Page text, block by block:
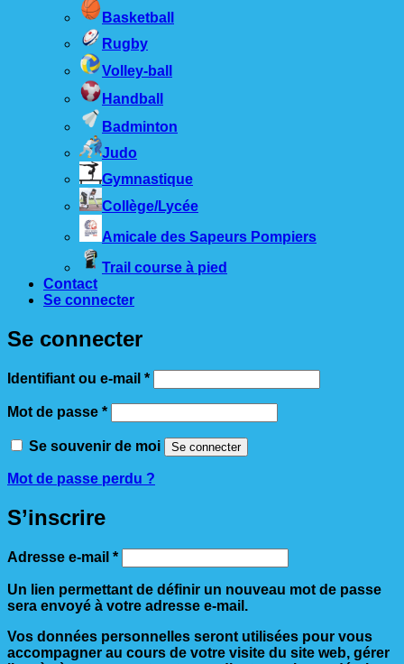
Basketball
Rugby
Volley-ball
Handball
Badminton
Judo
Gymnastique
Collège/Lycée
Amicale des Sapeurs Pompiers
Trail course à pied
Contact
Se connecter
Se connecter
Identifiant ou e-mail *Obligatoire
Mot de passe *Obligatoire
Se souvenir de moi Se connecter
Mot de passe perdu ?
S’inscrire
Adresse e-mail *Obligatoire
Un lien permettant de définir un nouveau mot de passe
sera envoyé à votre adresse e-mail.
Vos données personnelles seront utilisées pour vous
accompagner au cours de votre visite du site web, gérer